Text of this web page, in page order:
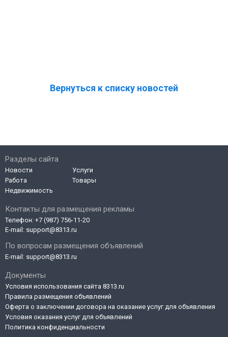
Вернуться к списку новостей
Контакты для размещения рекламы
Телефон: +7 (987) 756-11-20
E-mail: support@8313.ru
По вопросам размещения объявлений
E-mail: support@8313.ru
Документы
Условия использования сайта 8313.ru
Правила размещения объявлений
Оферта о заключении договора на оказание услуг для объявления
Условия оказания услуг для объявлений
Политика конфиденциальности
Разделы сайта
Новости
Работа
Недвижимость
Услуги
Товары